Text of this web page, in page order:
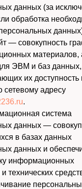
данных (за
обработка
— совокупность
материалов,
ЭВМ и баз данных,
их доступность
сетевому адресу
.
система
данных —
в базах данных
данных и
информационных
технических